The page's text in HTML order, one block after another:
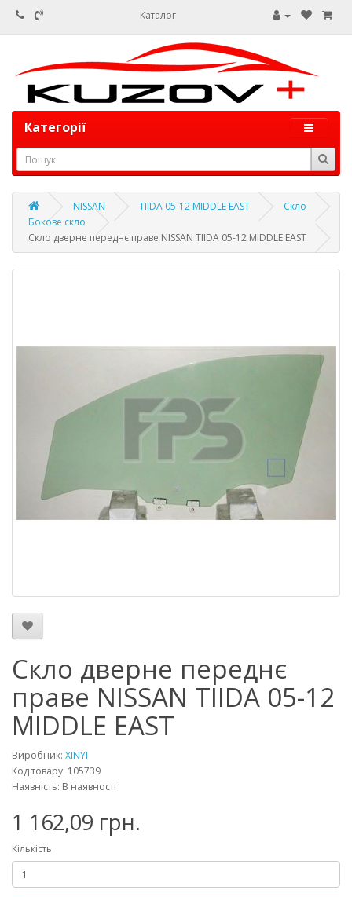
Каталог
Категорії
NISSAN TIIDA 05-12 MIDDLE EAST
Скло
Бокове скло
Скло дверне переднє праве NISSAN TIIDA 05-12 MIDDLE EAST
Скло дверне переднє
праве NISSAN TIIDA 05-12
MIDDLE EAST
Виробник: XINYI
Код товару: 105739
Наявність: В наявності
1 162,09 грн.
Кількість